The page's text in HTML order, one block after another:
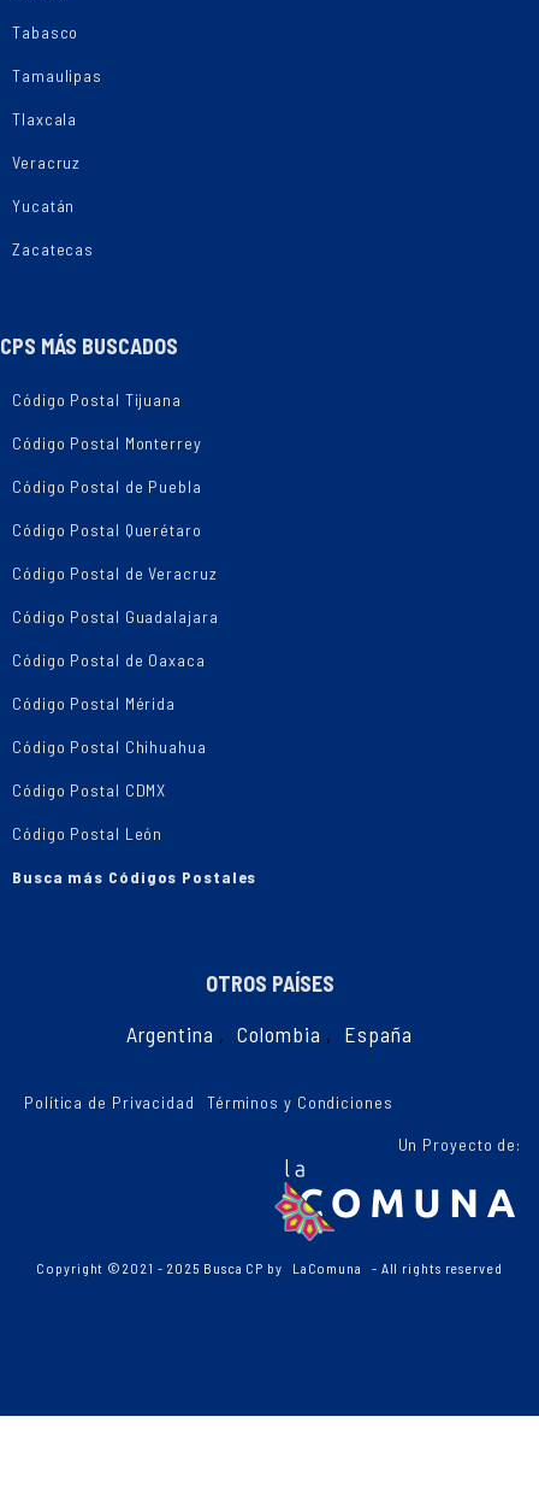
Tabasco
Tamaulipas
Tlaxcala
Veracruz
Yucatán
Zacatecas
CPS MÁS BUSCADOS
Código Postal Tijuana
Código Postal Monterrey
Código Postal de Puebla
Código Postal Querétaro
Código Postal de Veracruz
Código Postal Guadalajara
Código Postal de Oaxaca
Código Postal Mérida
Código Postal Chihuahua
Código Postal CDMX
Código Postal León
Busca más Códigos Postales
OTROS PAÍSES
Argentina , Colombia , España
Política de Privacidad Términos y Condiciones
Un Proyecto de:
Copyright ©2021 - 2025 Busca CP by LaComuna - All rights reserved